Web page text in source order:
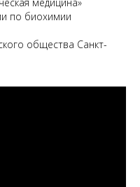
по биохимии
общества Санкт-